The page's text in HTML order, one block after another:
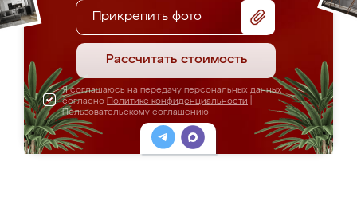
Прикрепить фото
Рассчитать стоимость
Я соглашаюсь на передачу персональных данных
согласно Политике конфиденциальности
Пользовательскому соглашению